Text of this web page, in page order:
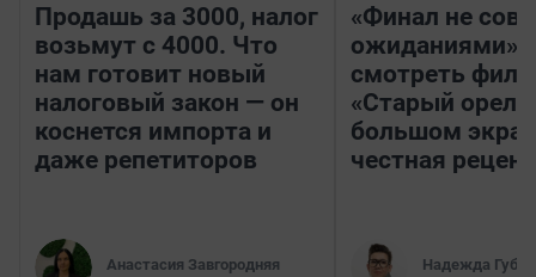
Продашь за 3000, налог
возьмут с 4000. Что
нам готовит новый
налоговый закон — он
коснется импорта и
даже репетиторов
Анастасия Завгородняя
«Финал не
ожиданиями»:
смотреть
«Старый орел»
большом
честная
Надежда